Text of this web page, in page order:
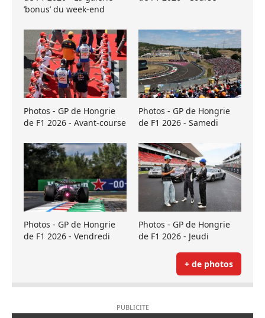
’bonus’ du week-end
Photos - GP de Hongrie
de F1 2026 - Avant-course
Photos - GP de Hongrie
de F1 2026 - Samedi
Photos - GP de Hongrie
de F1 2026 - Vendredi
Photos - GP de Hongrie
de F1 2026 - Jeudi
+ de photos